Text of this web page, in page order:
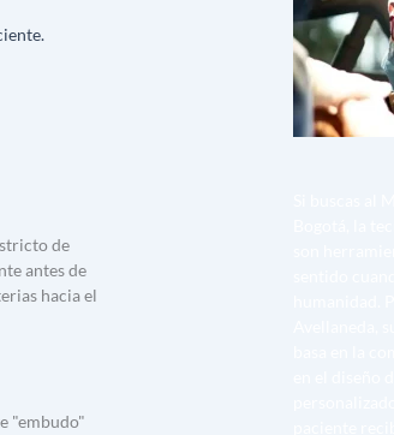
antes de
hacia el
"embudo"